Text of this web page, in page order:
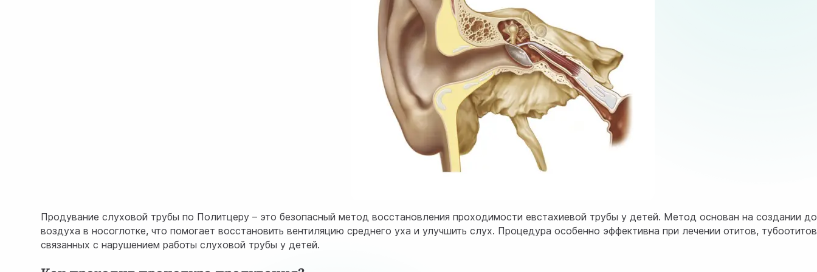
Продувание слуховой трубы по Политцеру – это безопасный метод восстановления проходимости евстахиевой трубы у детей. Метод основан на создании
воздуха в носоглотке, что помогает восстановить вентиляцию среднего уха и улучшить слух. Процедура особенно эффективна при лечении отитов,
связанных с нарушением работы слуховой трубы у детей.